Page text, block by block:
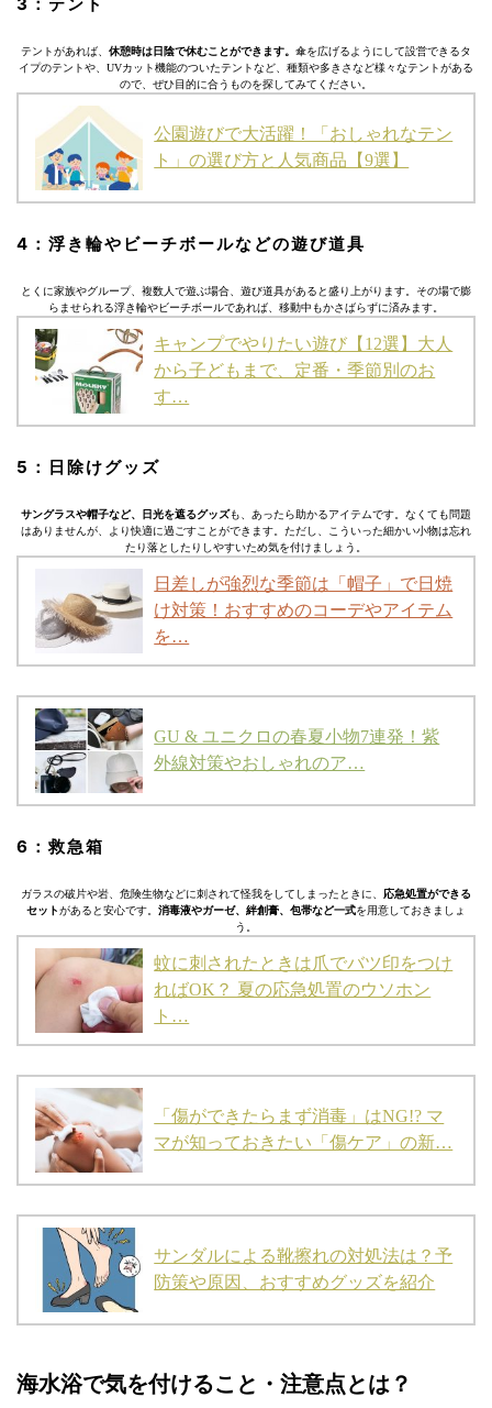
テントがあれば、 休憩時は日陰で休むことができます。 傘を広げるようにして設営できるタ
イプのテントや、UVカット機能のついたテントなど、種類や多きさなど様々なテントがある
ので、ぜひ目的に合うものを探してみてください。
公園遊びで大活躍！「おしゃれなテン
ト」の選び方と人気商品【9選】
4：浮き輪やビーチボールなどの遊び道具
とくに家族やグループ、複数人で遊ぶ場合、遊び道具があると盛り上がります。その場で膨
らませられる浮き輪やビーチボールであれば、移動中もかさばらずに済みます。
キャンプでやりたい遊び【12選】大人
から子どもまで、定番・季節別のお
す…
5：日除けグッズ
サングラスや帽子など、日光を遮るグッズも、あったら助かるアイテムです。なくても問題
はありませんが、より快適に過ごすことができます。ただし、こういった細かい小物は忘れ
たり落としたりしやすいため気を付けましょう。
日差しが強烈な季節は「帽子」で日焼
け対策！おすすめのコーデやアイテム
を…
GU & ユニクロの春夏小物7連発！紫
外線対策やおしゃれのア…
6：救急箱
ガラスの破片や岩、危険生物などに刺されて怪我をしてしまったときに、
応急処置ができる
セットがあると安心です。 消毒液やガーゼ、絆創膏、包帯など一式を用意しておきましょ
う。
蚊に刺されたときは爪でバツ印をつけ
ればOK？ 夏の応急処置のウソホン
ト…
「傷ができたらまず消毒」はNG!? マ
マが知っておきたい「傷ケア」の新…
サンダルによる靴擦れの対処法は？予
防策や原因、おすすめグッズを紹介
海水浴で気を付けること・注意点とは？